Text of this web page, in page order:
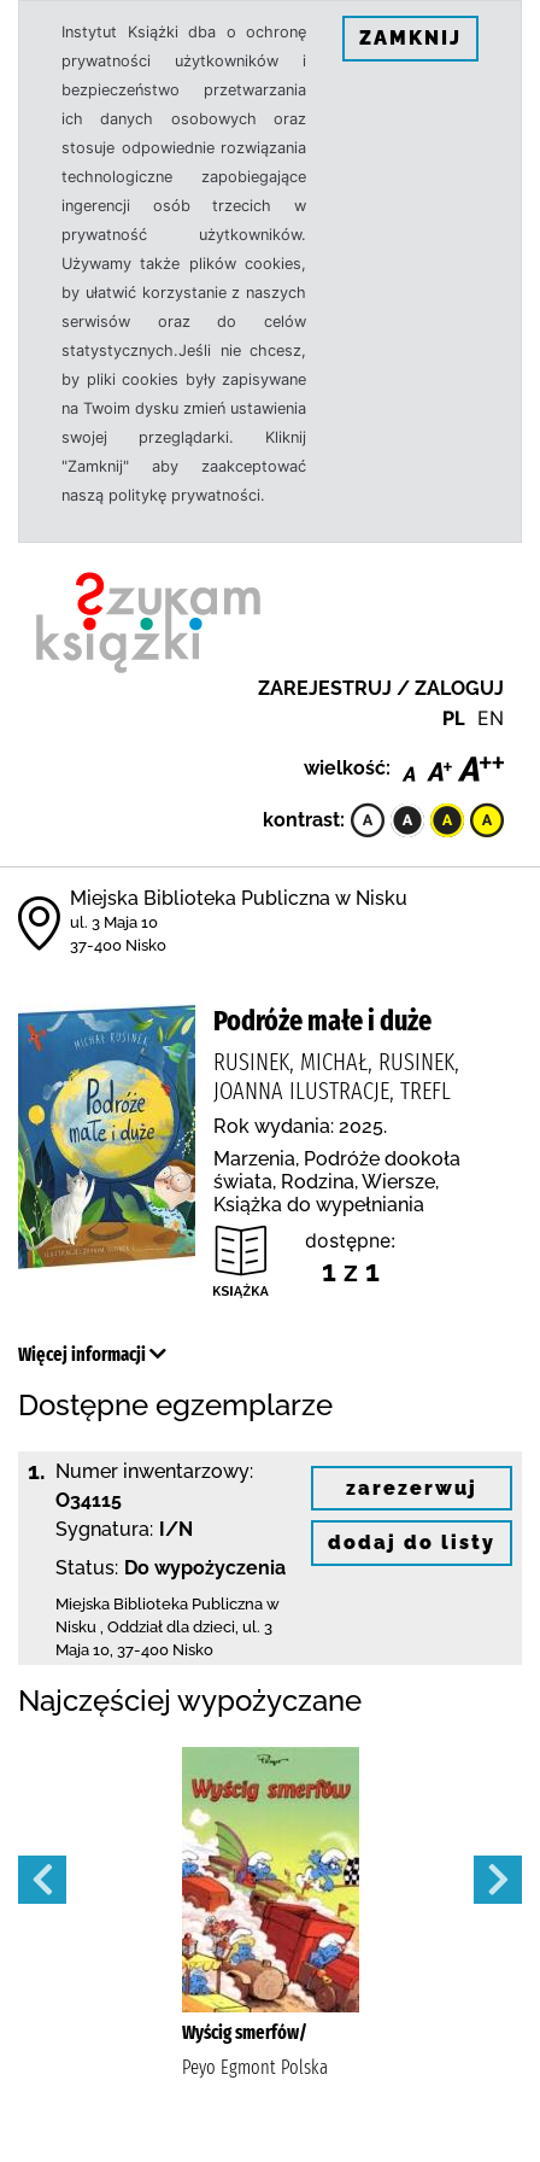
Instytut Książki dba o ochronę
prywatności użytkowników i
bezpieczeństwo przetwarzania
ich danych osobowych oraz
stosuje odpowiednie rozwiązania
technologiczne zapobiegające
ingerencji osób trzecich w
prywatność użytkowników.
Używamy także plików cookies,
by ułatwić korzystanie z naszych
serwisów oraz do celów
statystycznych.Jeśli nie chcesz,
by pliki cookies były zapisywane
na Twoim dysku zmień ustawienia
swojej przeglądarki. Kliknij
"Zamknij" aby zaakceptować
naszą politykę prywatności.
ZAMKNIJ
ZAREJESTRUJ / ZALOGUJ
PL EN
wielkość:
kontrast:
Miejska Biblioteka Publiczna w Nisku
ul. 3 Maja 10
37-400 Nisko
Podróże małe i duże
RUSINEK, MICHAŁ, RUSINEK,
JOANNA ILUSTRACJE, TREFL
Rok wydania: 2025.
Marzenia, Podróże dookoła
świata, Rodzina, Wiersze,
Książka do wypełniania
dostępne:
1 z 1
Więcej informacji
Dostępne egzemplarze
1. Numer inwentarzowy:
O34115
Sygnatura: I/N
Status: Do wypożyczenia
Miejska Biblioteka Publiczna w
Nisku
Oddział dla dzieci, ul. 3
Maja 10 37-400 Nisko
zarezerwuj
dodaj do listy
Najczęściej wypożyczane
Wyścig smerfów/
Peyo Egmont Polska